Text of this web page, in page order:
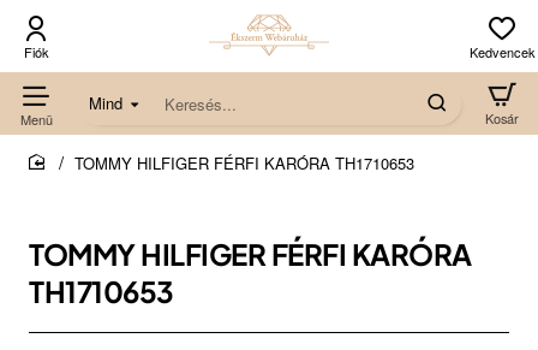
Mind
Keresés...
TOMMY HILFIGER FÉRFI KARÓRA TH1710653
TOMMY HILFIGER FÉRFI KARÓRA
TH1710653